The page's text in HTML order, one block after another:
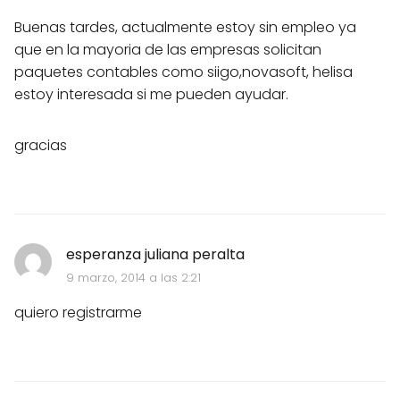
Buenas tardes, actualmente estoy sin empleo ya
que en la mayoria de las empresas solicitan
paquetes contables como siigo,novasoft, helisa
estoy interesada si me pueden ayudar.
gracias
esperanza juliana peralta
9 marzo, 2014 a las 2:21
quiero registrarme